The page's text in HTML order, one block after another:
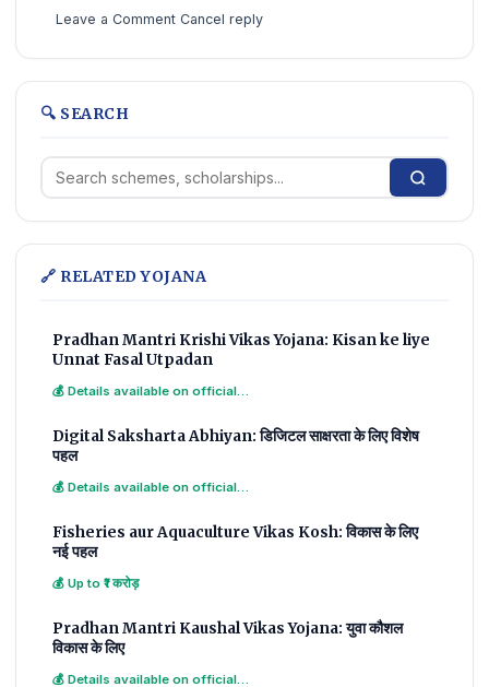
Leave a Comment Cancel reply
🔍 SEARCH
🔗 RELATED YOJANA
Pradhan Mantri Krishi Vikas Yojana: Kisan ke liye
Unnat Fasal Utpadan
💰 Details available on official…
Digital Saksharta Abhiyan: डिजिटल साक्षरता के लिए विशेष
पहल
💰 Details available on official…
Fisheries aur Aquaculture Vikas Kosh: विकास के लिए
नई पहल
💰 Up to ₹1 करोड़
Pradhan Mantri Kaushal Vikas Yojana: युवा कौशल
विकास के लिए
💰 Details available on official…